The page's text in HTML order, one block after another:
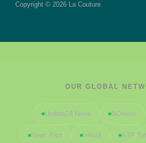
Copyright © 2026 La Couture.
OUR GLOBAL
Update24 News SOnews
Newz Pics Info24 RTP